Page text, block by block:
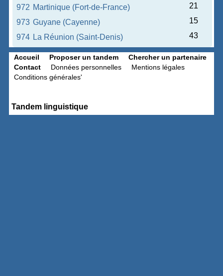
972 Martinique (Fort-de-France)
21
973 Guyane (Cayenne)
15
974 La Réunion (Saint-Denis) 43
Accueil Proposer un tandem
Chercher un partenaire
Contact
Données personnelles
Mentions légales
Conditions générales'
Tandem linguistique